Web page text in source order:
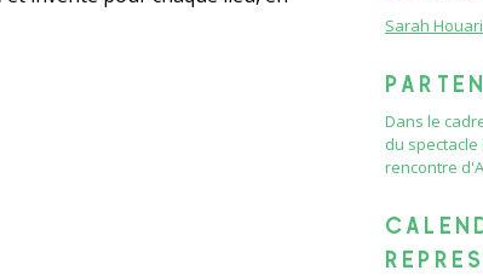
Sarah Houari
Dans le
du
rencontre